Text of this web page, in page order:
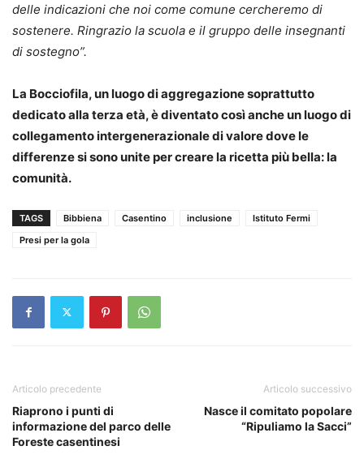
delle indicazioni che noi come comune cercheremo di
sostenere. Ringrazio la scuola e il gruppo delle insegnanti
di sostegno”.
La Bocciofila, un luogo di aggregazione soprattutto
dedicato alla terza età, è diventato così anche un luogo di
collegamento intergenerazionale di valore dove le
differenze si sono unite per creare la ricetta più bella: la
comunità.
TAGS Bibbiena Casentino inclusione
Istituto Fermi
Presi per la gola
Articolo precedente
Riaprono i punti di
informazione del parco delle
Foreste casentinesi
Articolo successivo
Nasce il comitato popolare
“Ripuliamo la Sacci”